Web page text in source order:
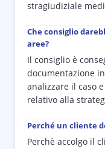
stragiudiziale
Che consiglio
aree?
Il consiglio è
documentazione
analizzare il caso
relativo alla
Perché un cliente
Perchè accolgo il